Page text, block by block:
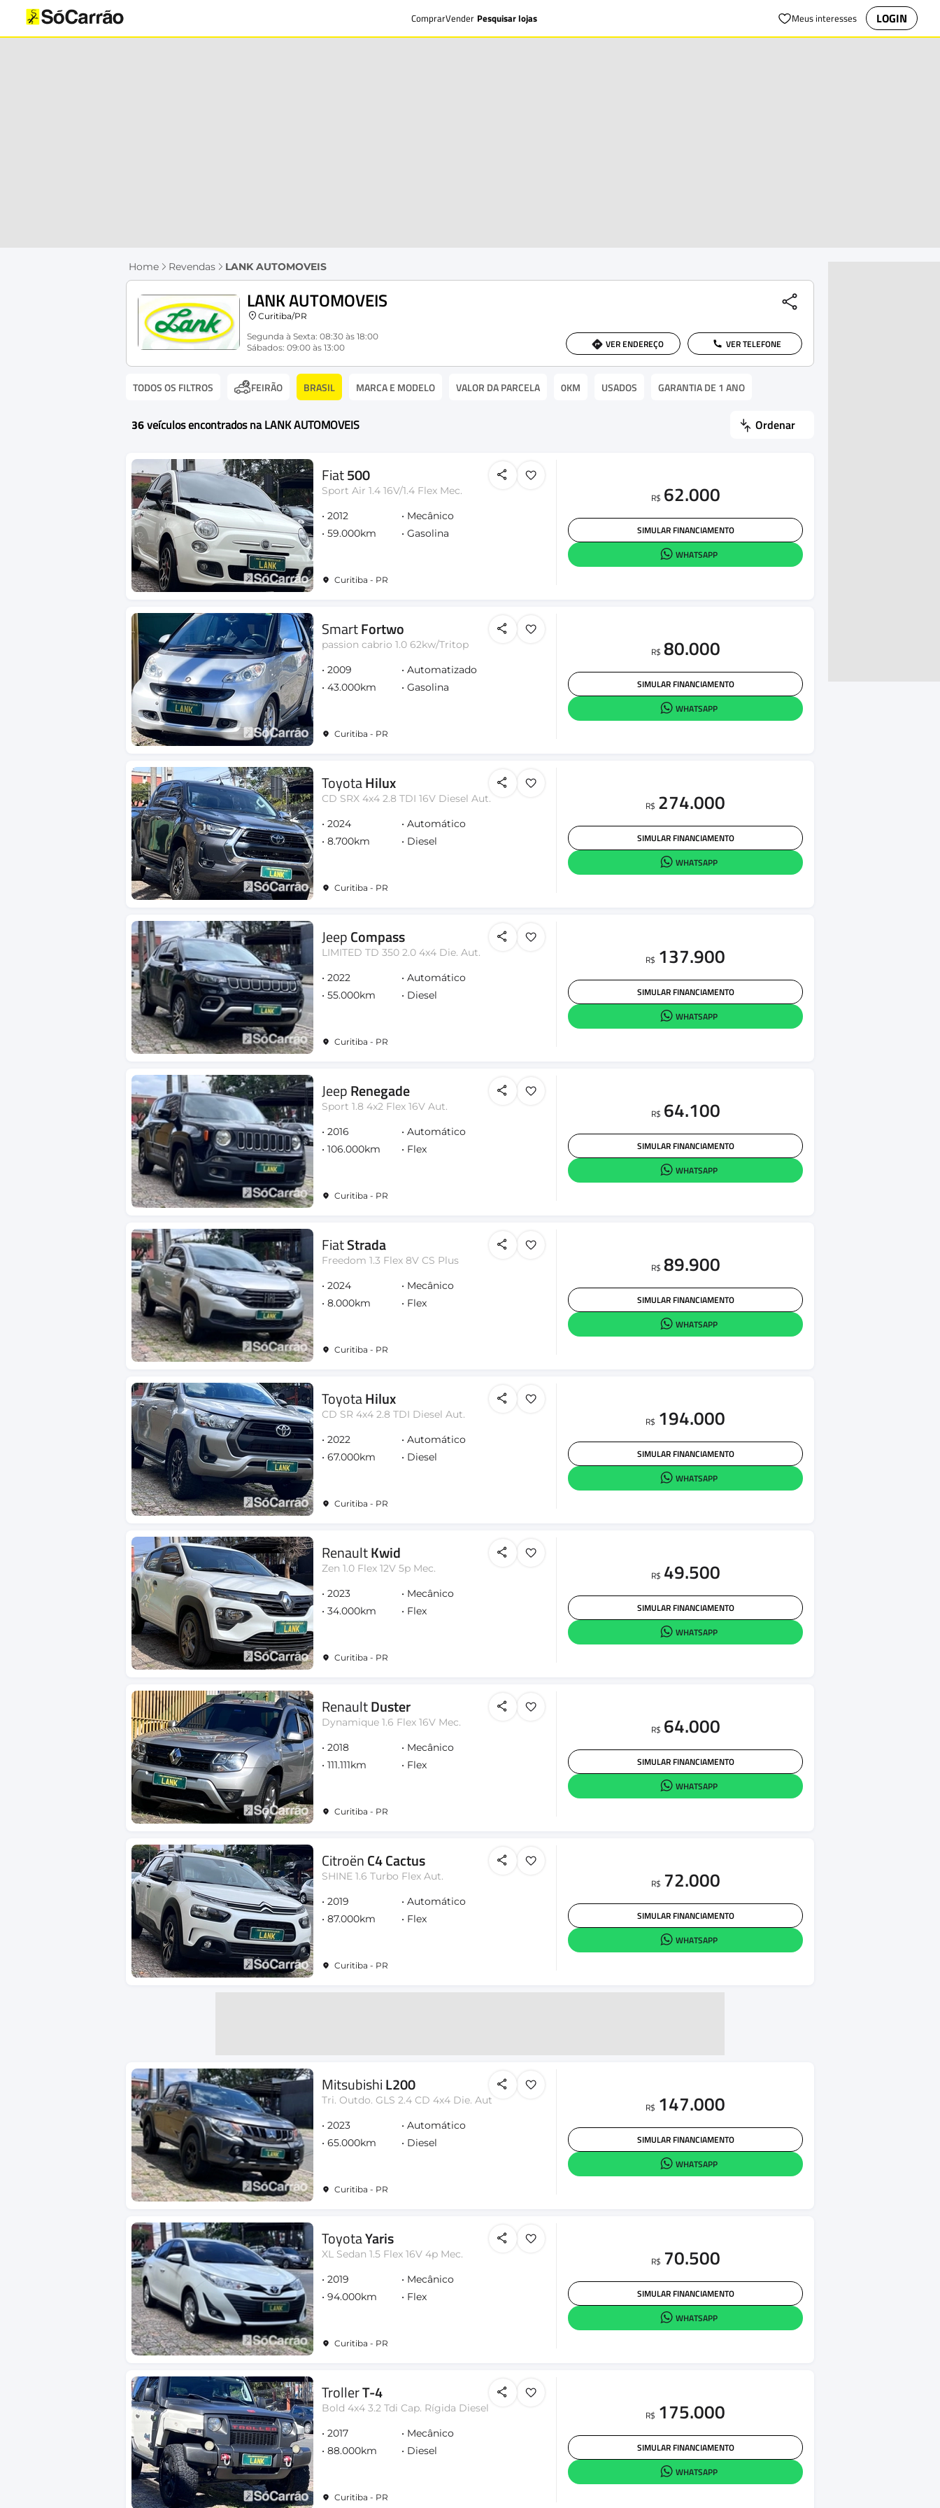
ComprarVender Pesquisar lojas Meus interesses LOGIN
Home Revendas LANK AUTOMOVEIS
LANK AUTOMOVEIS
Curitiba/PR
Segunda à Sexta: 08:30 às 18:00
Sábados: 09:00 às 13:00
VER ENDEREÇO VER TELEFONE
TODOS OS FILTROS FEIRÃO BRASIL MARCA E MODELO VALOR DA PARCELA 0KM USADOS GARANTIA DE 1 ANO
36veículos encontrados na LANK AUTOMOVEIS Ordenar
Fiat500
Sport Air 1.4 16V/1.4 Flex Mec.
2012
Mecânico
59.000km
Gasolina
Curitiba - PR
R$ 62.000
SIMULAR FINANCIAMENTO
WHATSAPP
SmartFortwo
passion cabrio 1.0 62kw/Tritop
2009
Automatizado
43.000km
Gasolina
Curitiba - PR
R$ 80.000
SIMULAR FINANCIAMENTO
WHATSAPP
ToyotaHilux
CD SRX 4x4 2.8 TDI 16V Diesel Aut.
2024
Automático
8.700km
Diesel
Curitiba - PR
R$ 274.000
SIMULAR FINANCIAMENTO
WHATSAPP
JeepCompass
LIMITED TD 350 2.0 4x4 Die. Aut.
2022
Automático
55.000km
Diesel
Curitiba - PR
R$ 137.900
SIMULAR FINANCIAMENTO
WHATSAPP
JeepRenegade
Sport 1.8 4x2 Flex 16V Aut.
2016
Automático
106.000km
Flex
Curitiba - PR
R$ 64.100
SIMULAR FINANCIAMENTO
WHATSAPP
FiatStrada
Freedom 1.3 Flex 8V CS Plus
2024
Mecânico
8.000km
Flex
Curitiba - PR
R$ 89.900
SIMULAR FINANCIAMENTO
WHATSAPP
ToyotaHilux
CD SR 4x4 2.8 TDI Diesel Aut.
2022
Automático
67.000km
Diesel
Curitiba - PR
R$ 194.000
SIMULAR FINANCIAMENTO
WHATSAPP
RenaultKwid
Zen 1.0 Flex 12V 5p Mec.
2023
Mecânico
34.000km
Flex
Curitiba - PR
R$ 49.500
SIMULAR FINANCIAMENTO
WHATSAPP
RenaultDuster
Dynamique 1.6 Flex 16V Mec.
2018
Mecânico
111.111km
Flex
Curitiba - PR
R$ 64.000
SIMULAR FINANCIAMENTO
WHATSAPP
CitroënC4 Cactus
SHINE 1.6 Turbo Flex Aut.
2019
Automático
87.000km
Flex
Curitiba - PR
R$ 72.000
SIMULAR FINANCIAMENTO
WHATSAPP
MitsubishiL200
Tri. Outdo. GLS 2.4 CD 4x4 Die. Aut
2023
Automático
65.000km
Diesel
Curitiba - PR
R$ 147.000
SIMULAR FINANCIAMENTO
WHATSAPP
ToyotaYaris
XL Sedan 1.5 Flex 16V 4p Mec.
2019
Mecânico
94.000km
Flex
Curitiba - PR
R$ 70.500
SIMULAR FINANCIAMENTO
WHATSAPP
TrollerT-4
Bold 4x4 3.2 Tdi Cap. Rígida Diesel
2017
Mecânico
88.000km
Diesel
Curitiba - PR
R$ 175.000
SIMULAR FINANCIAMENTO
WHATSAPP